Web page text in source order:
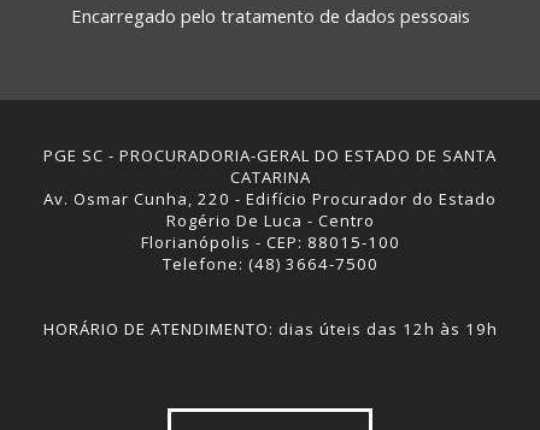
Encarregado pelo tratamento de dados pessoais
PGE SC - PROCURADORIA-GERAL DO ESTADO DE SANTA
CATARINA
Av. Osmar Cunha, 220 - Edifício Procurador do Estado
Rogério De Luca - Centro
Florianópolis - CEP: 88015-100
Telefone: (48) 3664-7500
HORÁRIO DE ATENDIMENTO: dias úteis das 12h às 19h